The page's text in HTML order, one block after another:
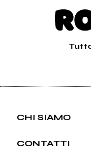
CHI SIAMO
CONTATTI